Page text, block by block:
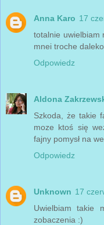
Anna Karo 17
totalnie uwielbiam
mnei troche
Odpowiedz
Aldona
Szkoda, że takie
moze ktoś się
fajny pomysł na
Odpowiedz
Unknown 17
Uwielbiam takie
zobaczenia :)